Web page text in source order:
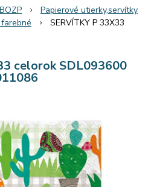
Papierové utierky,servítky
SERVÍTKY P 33X33
celorok SDL093600